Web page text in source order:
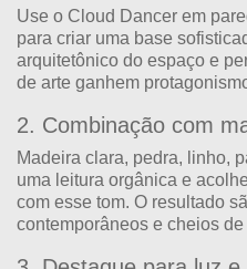
Use o Cloud Dancer em
para criar uma base
arquitetônico do espaço e
de arte ganhem
2. Combinação com
Madeira clara, pedra, linho,
uma leitura orgânica e
com esse tom. O resultado
contemporâneos e cheios